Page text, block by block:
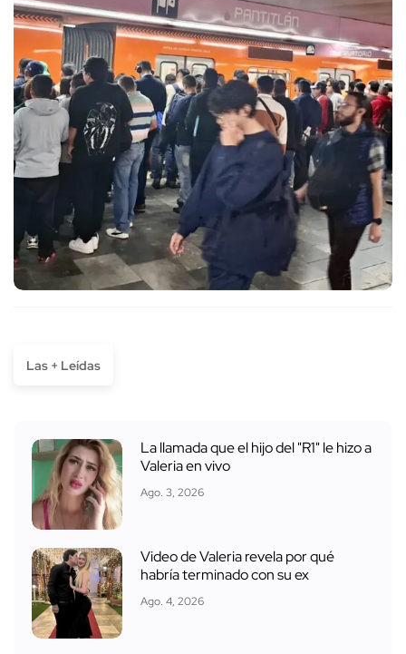
Las + Leídas
La llamada que el hijo del "R1" le hizo a
Valeria en vivo
Ago. 3, 2026
Video de Valeria revela por qué
habría terminado con su ex
Ago. 4, 2026